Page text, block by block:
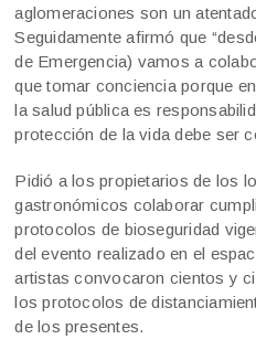
aglomeraciones son un
Seguidamente afirmó que
de Emergencia) vamos a
que tomar conciencia porque
la salud pública es
protección de la vida debe ser
Pidió a los propietarios de los
gastronómicos colaborar
protocolos de bioseguridad
del evento realizado en el
artistas convocaron cientos y
los protocolos de
de los presentes.